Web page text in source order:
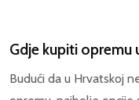
Gdje kupiti opremu
Budući da u Hrvatskoj